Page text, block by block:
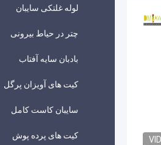
لوله غلتکی سایبان
چتر در حیاط بیرونی
بادبان سایه آفتاب
کیت های آویزان پرگل
سایبان کاست کامل
کیت های پرده پوش